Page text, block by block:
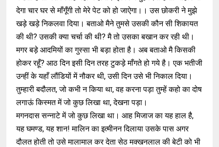
देगा चार घर से माँगूँगी तो मेरे पेट को हो जाऐगा।। उस छोकरी ने मुझे
खड़े खड़े निकलवा दिया। बताओ मैने तुमसे उसकी कौन सी शिकायत
की थी? उसकी क्या चर्चा की थी? मै तो उसका बखान कर रही थी।
मगर बड़े आदमियों का गुस्सा भी बड़ा होता है। अब बताओ मै किसकी
होकर रहूँ? आठ दिन इसी दिन तरह टुकड़े माँगते हो गये है। एक भतीजी
उन्हीं के यहाँ लौंडियों में नौकर थी, उसी दिन उसे भी निकाल दिया।
तुम्हारी बदौलत, जो कभी न किया था, वह करना पड़ा तुम्हें कहो का दोष
लगाऊं किस्मत में जो कुछ लिखा था, देखना पड़ा।
मगनदास सन्नाटे में जो कुछ लिखा था। आह मिजाज का यह हाल है,
यह घमण्ड, यह शान! मालिन का इत्मीनन दिलाया उसके पास अगर
दौलत होती तो उसे मालामाल कर देता सेठ मक्खनलाल की बेटी को भी